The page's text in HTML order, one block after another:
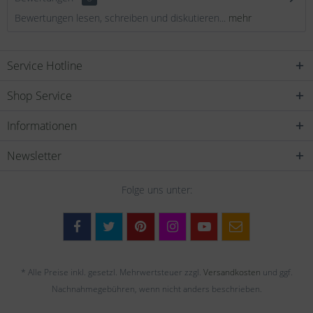
Bewertungen lesen, schreiben und diskutieren... mehr
Service Hotline
Shop Service
Informationen
Newsletter
Folge uns unter:
* Alle Preise inkl. gesetzl. Mehrwertsteuer zzgl. Versandkosten und ggf.
Nachnahmegebühren, wenn nicht anders beschrieben.